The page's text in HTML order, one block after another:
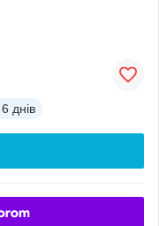
6 днів